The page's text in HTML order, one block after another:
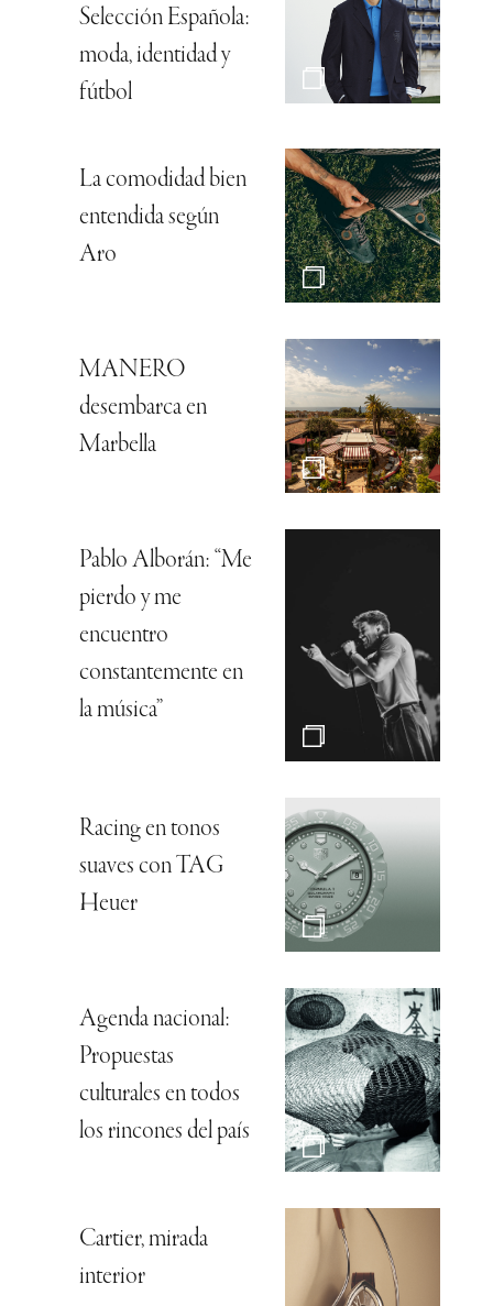
Selección Española:
moda, identidad y
fútbol
La comodidad bien
entendida según
Aro
MANERO
desembarca en
Marbella
Pablo Alborán: “Me
pierdo y me
encuentro
constantemente en
la música”
Racing en tonos
suaves con TAG
Heuer
Agenda nacional:
Propuestas
culturales en todos
los rincones del país
Cartier, mirada
interior